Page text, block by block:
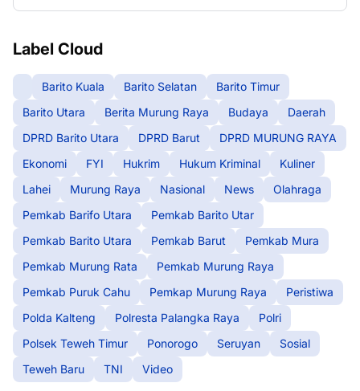
Label Cloud
Barito Kuala Barito Selatan
Barito Timur
Barito Utara
Berita Murung Raya Budaya
Daerah
DPRD Barito Utara
DPRD Barut
DPRD MURUNG RAYA
Ekonomi
FYI Hukrim Hukum Kriminal
Kuliner
Lahei
Murung Raya Nasional News
Olahraga
Pemkab Barifo Utara
Pemkab Barito Utar
Pemkab Barito Utara
Pemkab Barut
Pemkab Mura
Pemkab Murung Rata
Pemkab Murung Raya
Pemkab Puruk Cahu
Pemkap Murung Raya
Peristiwa
Polda Kalteng
Polresta Palangka Raya
Polri
Polsek Teweh Timur
Ponorogo Seruyan
Sosial
Teweh Baru
TNI Video